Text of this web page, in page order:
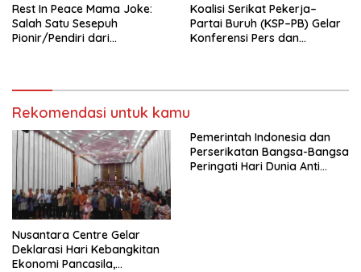
Rest In Peace Mama Joke:
Salah Satu Sesepuh
Pionir/Pendiri dari
Kasih Allah.
Koalisi Serikat Pekerja–
Partai Buruh (KSP–PB) Gelar
Konferensi Pers dan
RUU Ketenagakerjaan Baru.
Rekomendasi untuk kamu
Nusantara Centre Gelar
Deklarasi Hari Kebangkitan
Ekonomi Pancasila,
Pemerintah Indonesia dan
Perserikatan Bangsa-Bangsa
Peringati Hari Dunia Anti